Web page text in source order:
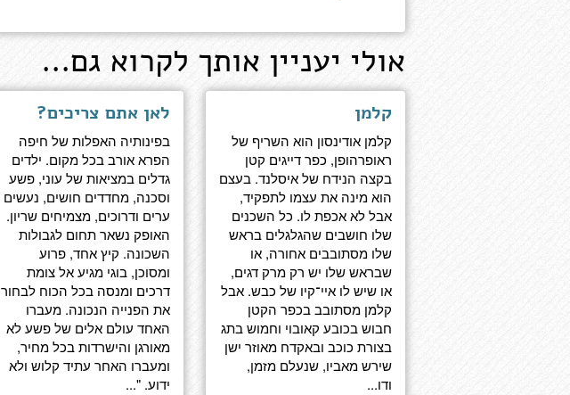
אולי יעניין אותך לקרוא גם...
קלמן
קלמן אודינסון הוא השריף של
ראופרהופן, כפר דייגים קטן
בקצה הנידח של איסלנד. בעצם
הוא מינה את עצמו לתפקיד,
אבל לא אכפת לו. כל השכנים
שלו חושבים שהגלגלים בראש
שלו מסתובבים אחורה, או
שבראש שלו יש רק מרק דגים,
או שיש לו איי־קיו של כבש. אבל
קלמן מסתובב בכפר הקטן
חבוש בכובע קאובוי וחמוש בתג
בצורת כוכב ובאקדח מאוזר ישן
שירש מאביו, שנעלם מזמן,
ודו...
לאן אתם צריכים?
בפינותיה האפלות של חיפה
הפרא אורב בכל מקום. ילדים
גדלים במציאות של עוני, פשע
וסכנה, מחדדים חושים, נעשים
ערים ודרוכים, מצמיחים שריון.
האופק נשאר תחום לגבולות
השכונה. קיץ אחד, פרוע
ומסוכן, בוגי מגיע אל צומת
דרכים ומנסה בכל הכוח לבחור
את הפנייה הנכונה. מעברו
האחד עולם אלים של פשע לא
מאורגן והישרדות בכל מחיר,
ומעברו האחר עתיד קלוש ולא
ידוע. "...